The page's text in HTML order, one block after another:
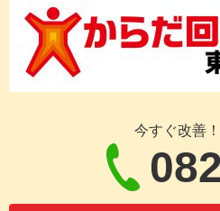
今すぐ改善